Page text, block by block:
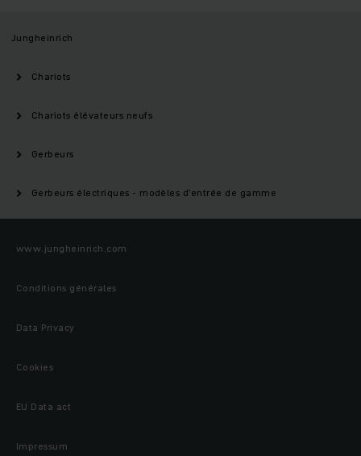
Jungheinrich
Chariots
Chariots élévateurs neufs
Gerbeurs
Gerbeurs électriques - modèles d'entrée de gamme
www.jungheinrich.com
Conditions générales
Data Privacy
Cookies
EU Data act
Impressum